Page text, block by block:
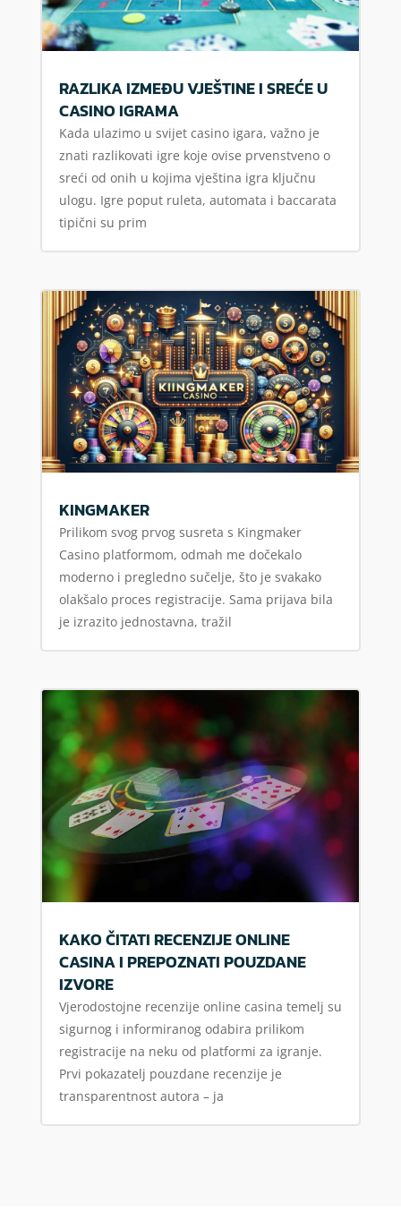
RAZLIKA IZMEĐU VJEŠTINE I SREĆE U
CASINO IGRAMA
Kada ulazimo u svijet casino igara, važno je
znati razlikovati igre koje ovise prvenstveno o
sreći od onih u kojima vještina igra ključnu
ulogu. Igre poput ruleta, automata i baccarata
tipični su prim
KINGMAKER
Prilikom svog prvog susreta s Kingmaker
Casino platformom, odmah me dočekalo
moderno i pregledno sučelje, što je svakako
olakšalo proces registracije. Sama prijava bila
je izrazito jednostavna, tražil
KAKO ČITATI RECENZIJE ONLINE
CASINA I PREPOZNATI POUZDANE
IZVORE
Vjerodostojne recenzije online casina temelj su
sigurnog i informiranog odabira prilikom
registracije na neku od platformi za igranje.
Prvi pokazatelj pouzdane recenzije je
transparentnost autora – ja